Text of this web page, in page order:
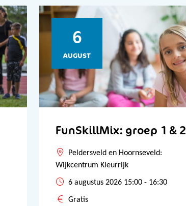
FunSkillMix: groep 1 & 2
6
AUGUST
Peldersveld en Hoornseveld:
Wijkcentrum Kleurrijk
6 augustus 2026 15:00 - 16:30
Gratis